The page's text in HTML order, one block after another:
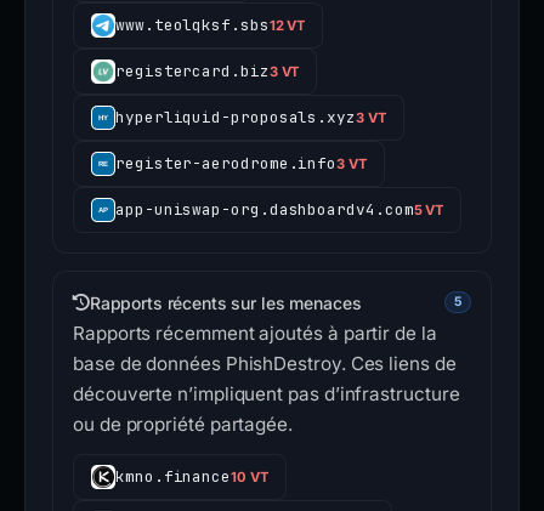
www.teolqksf.sbs12 VT
registercard.biz3 VT
hyperliquid-proposals.xyz3 VT
register-aerodrome.info3 VT
app-uniswap-org.dashboardv4.com5 VT
Rapports récents sur les menaces 5
Rapports récemment ajoutés à partir de la
base de données PhishDestroy. Ces liens de
découverte n’impliquent pas d’infrastructure
ou de propriété partagée.
kmno.finance10 VT